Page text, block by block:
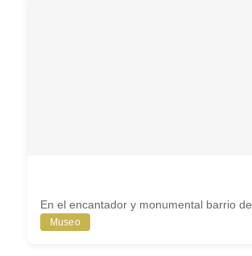
En el encantador y monumental barrio
Museo